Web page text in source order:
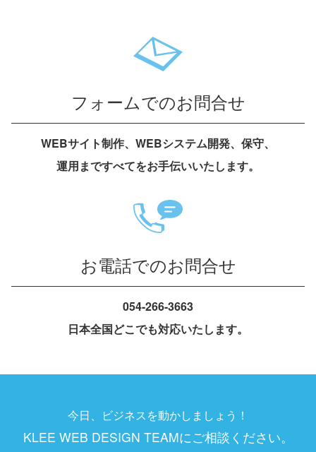
フォームでのお問合せ
WEBサイト制作、WEBシステム開発、保守、
運用まですべてをお手伝いいたします。
お電話でのお問合せ
054-266-3663
日本全国どこでも対応いたします。
今日、ビジネスを動かしましょう！
KLEE WEB DESIGN TEAMにご相談ください。